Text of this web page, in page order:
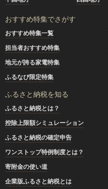
おすすめ特集でさがす
おすすめ特集一覧
担当者おすすめ特集
地元が誇る家電特集
ふるなび限定特集
ふるさと納税を知る
ふるさと納税とは？
控除上限額シミュレーション
ふるさと納税の確定申告
ワンストップ特例制度とは？
寄附金の使い道
企業版ふるさと納税とは